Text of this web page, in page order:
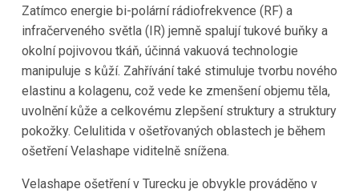
Zatímco energie bi-polární rádiofrekvence (RF) a
infračerveného světla (IR) jemně spalují tukové buňky a
okolní pojivovou tkáň, účinná vakuová technologie
manipuluje s kůží. Zahřívání také stimuluje tvorbu nového
elastinu a kolagenu, což vede ke zmenšení objemu těla,
uvolnění kůže a celkovému zlepšení struktury a struktury
pokožky. Celulitida v ošetřovaných oblastech je během
ošetření Velashape viditelně snížena.
Velashape ošetření v Turecku je obvykle prováděno v